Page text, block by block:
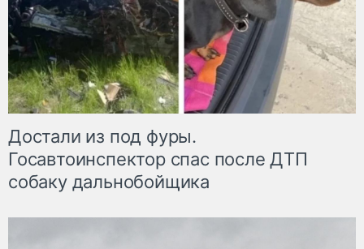
Достали из под фуры.
Госавтоинспектор спас после ДТП
собаку дальнобойщика